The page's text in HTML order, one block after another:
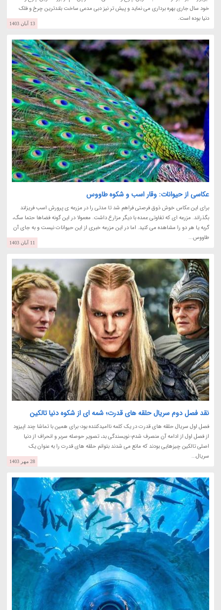
خود سال جاری بهره برداری می نماید و پیش تر نیز دبی مدعی ساخت بلندترین چرخ و فلک
دنیا بوده است.
13 آبان 1403
عکاسی از حیوانات: وقار اسب و شکوه طاووس
برای این عکاس خوش ذوق فرصتی فراهم شد تا مدتی را در مزرعه ی پرورش اسب فریزلند
بگذراند. مزرعه ای که تفاوتی عمده با دیگر مزارع داشت. معمولا در این گونه فضاها حتما سگ،
گربه یا هر دو را مشاهده می کنید. اما در این مزرعه خبری از این حیوانات نیست و به جای آن
طاووس...
11 آبان 1403
نقد فصل دوم سریال حلقه های قدرت؛ شمه ای از شکوه دنیا تالکین
فصل اول سریال حلقه های قدرت در یک کلمه ناامیدکننده بود؛ برای همین با تماشا چند اپیزود
از فصل اول از ادامه آن منصرف شدم؛ نویسندگی بد، تصویر حوصله سربر و انحراف از دنیا
اصلی تالکین چیزهایی بودند که مانع می شدند بتوانم حلقه های قدرت را به عنوان یک
سریال...
28 مهر 1403